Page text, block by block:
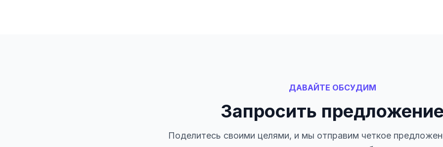
ДАВАЙТЕ ОБСУДИМ
Запросить предложение
Поделитесь своими целями, и мы отправим четкое